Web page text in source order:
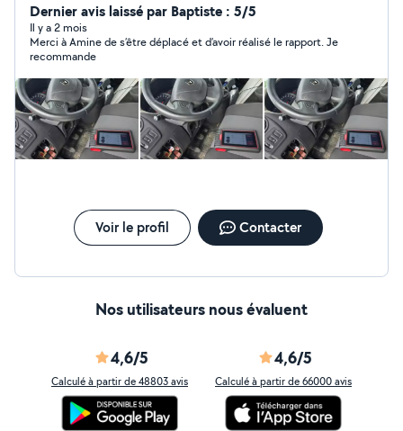
effacement des défauts, vérification de tous les
systèmes (moteur, ABS, airbag, etc.), avec rapport PDF
clair et détaillé remis à chaque client. Services
disponibles : diagnostic rapide, check-up avant achat,
contrôle complet. Intervention à domicile ou sur rendez-
vous, 7j/7. Sérieux, réactif et économique une
alternative fiable aux garages traditionnels. Numéro :
zéro sept 88 82 99 41
Dernier avis laissé par Baptiste : 5/5
Il y a 2 mois
Merci à Amine de s’être déplacé et d’avoir réalisé le rapport. Je
recommande
Voir le profil Contacter
Nos utilisateurs nous évaluent
4,6/5
Calculé à partir de 48803 avis
4,6/5
Calculé à partir de 66000 avis